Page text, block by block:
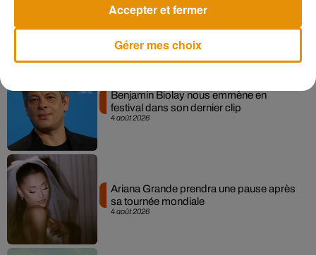
live session solaire
4 août 2026
Benjamin Biolay nous emmène en
festival dans son dernier clip
4 août 2026
Ariana Grande prendra une pause après
sa tournée mondiale
Gérer mes choix
Accepter et fermer